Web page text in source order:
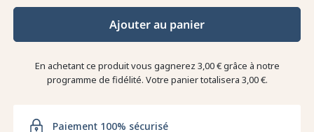
Ajouter au panier
En achetant ce produit vous gagnerez 3,00 €grâce à notre
programme de fidélité. Votre panier totalisera 3,00 €.
Paiement 100% sécurisé